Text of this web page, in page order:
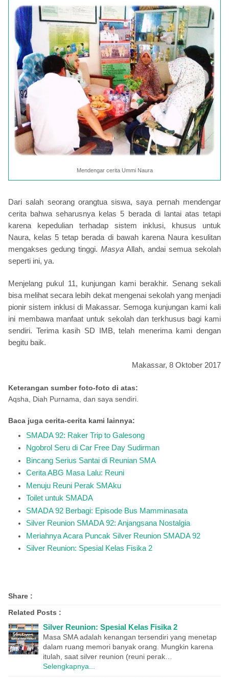
Mendengar cerita Ummi Naura
Dari salah seorang orangtua siswa, saya pernah mendengar
cerita bahwa seharusnya kelas 5 berada di lantai atas tetapi
karena kepedulian terhadap sistem inklusi, khusus untuk
Naura, kelas 5 tetap berada di bawah karena Naura kesulitan
mengakses gedung tinggi. MasyaAllah, andai semua sekolah
seperti ini, ya.
Menjelang pukul 11, kunjungan kami berakhir. Senang sekali
bisa melihat secara lebih dekat mengenai sekolah yang menjadi
pionir sistem inklusi di Makassar. Semoga kunjungan kami kali
ini membawa manfaat untuk sekolah dan terkhusus bagi kami
sendiri. Terima kasih SD IMB, telah menerima kami dengan
begitu baik.
Makassar, 8 Oktober 2017
Keterangan sumber foto-foto di atas:
Aqsha, Diah Purnama, dan saya sendiri.
Baca juga cerita-cerita kami lainnya:
SMADA 92: Raker Trip to Galesong
Ngobrol Seru di Car Free Day Sudirman
Bincang Serius Santai di Reunian SMA
Cerita ABG Masa Lalu: Reuni
Menuju Reuni Perak SMAku
Toilet untuk SMADA
SMADA 92 Berbagi: Episode Bus Mamminasata
Silver Reunion SMADA 92: Anjangsana Nostalgia
Meriahnya Acara Puncak Silver Reunion SMADA 92
Silver Reunion: Spesial Kelas Fisika 2
Share :
Related Posts :
Silver Reunion: Spesial Kelas Fisika 2
Masa SMA adalah kenangan tersendiri yang menetap
dalam ruang memori banyak orang. Mungkin karena
itulah, saat silver reunion (reuni perak…
Selengkapnya...